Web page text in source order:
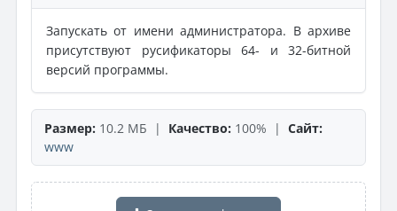
Запускать от имени администратора. В архиве
присутствуют русификаторы 64- и 32-битной
версий программы.
Размер: 10.2 МБ | Качество: 100% | Сайт:
www